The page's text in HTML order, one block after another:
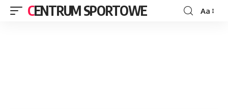
CENTRUM SPORTOWE Aa